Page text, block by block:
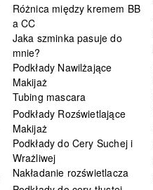
Różnica między kremem BB
a CC
Jaka szminka pasuje do
mnie?
Podkłady Nawilżające
Makijaż
Tubing mascara
Podkłady Rozświetlające
Makijaż
Podkłady do Cery Suchej i
Wrażliwej
Nakładanie rozświetlacza